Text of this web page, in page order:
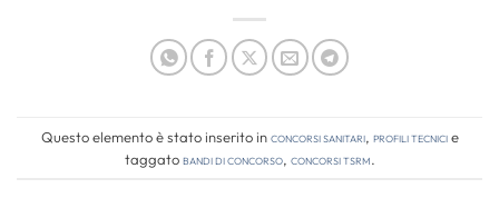
Questo elemento è stato inserito inConcorsi Sanitari, Profili tecnicie
taggatobandi di concorso, concorsi tsrm.